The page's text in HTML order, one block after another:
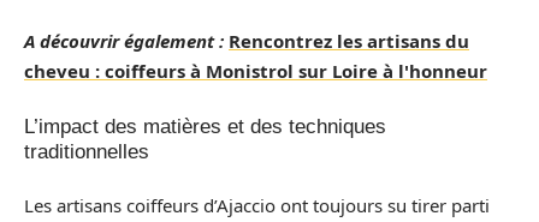
A découvrir également : Rencontrez les artisans du
cheveu : coiffeurs à Monistrol sur Loire à l'honneur
L’impact des matières et des techniques
traditionnelles
Les artisans coiffeurs d’Ajaccio ont toujours su tirer parti